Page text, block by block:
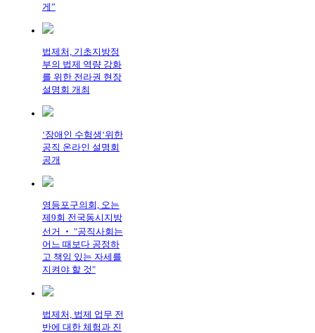
게”
법제처, 기초지방정
부의 법제 역량 강화
를 위한 전라권 현장
설명회 개최
‘장애인 수험생‘위한
공직 온라인 설명회
공개
영등포구의회, 오는
제9회 전국동시지방
선거 ‧ "공직사회는
어느 때보다 공정하
고 책임 있는 자세를
지켜야 할 것"
법제처, 법제 업무 전
반에 대한 체험과 진